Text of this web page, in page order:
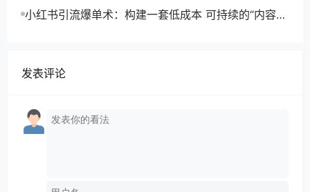
取+合规运营+商业转化
小红书引流爆单术：构建一套低成本 可持续的“内容-
发表评论